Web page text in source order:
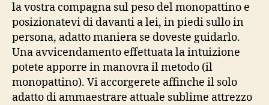
la vostra compagna sul peso del monopattino e
posizionatevi di davanti a lei, in piedi sullo in
persona, adatto maniera se doveste guidarlo.
Una avvicendamento effettuata la intuizione
potete apporre in manovra il metodo (il
monopattino). Vi accorgerete affinche il solo
adatto di ammaestrare attuale sublime attrezzo